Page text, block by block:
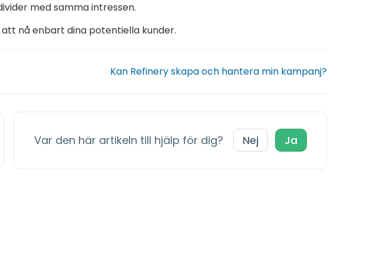
med samma intressen.
nå enbart dina potentiella kunder.
Kan Refinery skapa och hantera min kampanj?
Var den här artikeln till hjälp för dig? Nej Ja